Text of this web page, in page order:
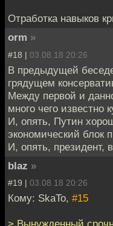
Отработка навыков
orm »
#18 | 03.08.18 20:26
В предыдущей
грядущем
Между первой и
много чего известно
И, опять, Путин
экономический блок
И, опять, президент,
blaz »
#19 | 03.08.18 20:26
Кому: SkaTo, #15
> Вынужденный